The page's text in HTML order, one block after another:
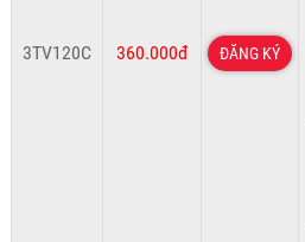
3TV120C 360.000đ ĐĂNG KÝ